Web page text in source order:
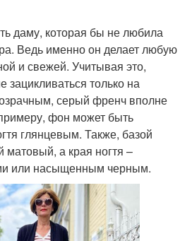
даму, которая бы не любила
Ведь именно он делает любую
и свежей. Учитывая это,
зацикливаться только на
серый френч вполне
фон может быть
глянцевым. Также, базой
матовый, а края ногтя –
или насыщенным черным.